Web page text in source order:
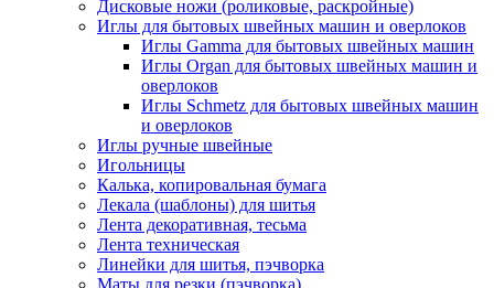
Дисковые ножи (роликовые, раскройные)
Иглы для бытовых швейных машин и оверлоков
Иглы Gamma для бытовых швейных машин
Иглы Organ для бытовых швейных машин и
оверлоков
Иглы Schmetz для бытовых швейных машин
и оверлоков
Иглы ручные швейные
Игольницы
Калька, копировальная бумага
Лекала (шаблоны) для шитья
Лента декоративная, тесьма
Лента техническая
Линейки для шитья, пэчворка
Маты для резки (пэчворка)